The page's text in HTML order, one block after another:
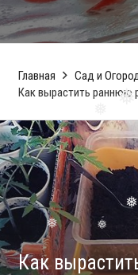
❅
❅
❅
Главная Сад и
Как вырастить раннюю
Как